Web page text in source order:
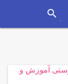
search